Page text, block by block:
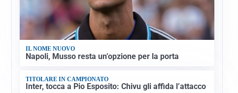
IL NOME NUOVO
Napoli, Musso resta un’opzione per la porta
TITOLARE IN CAMPIONATO
Inter, tocca a Pio Esposito: Chivu gli affida l’attacco